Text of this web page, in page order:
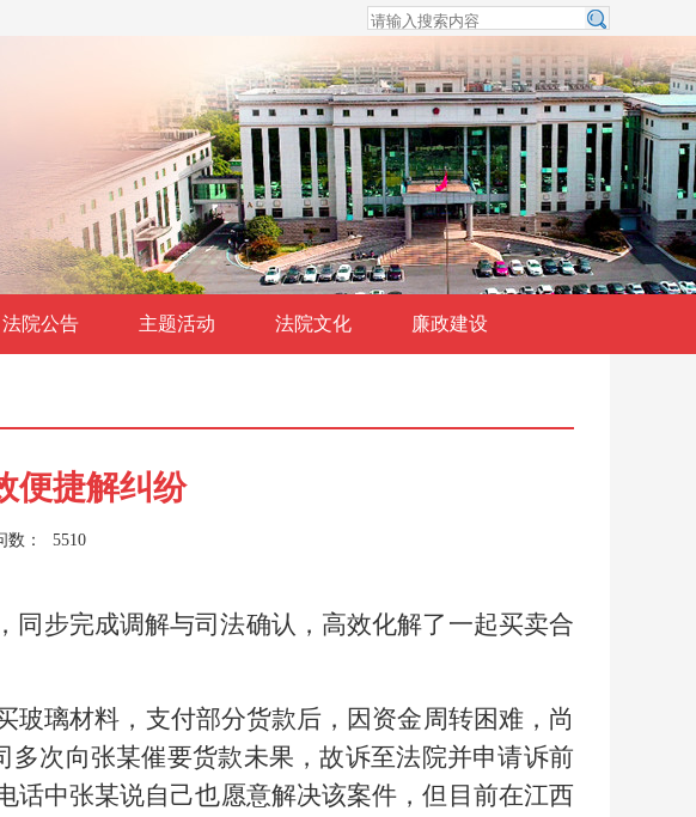
法院公告 主题活动 法院文化 廉政建设
便捷解纠纷
数： 5510
步完成调解与司法确认，高效化解了一起买卖合
玻璃材料，支付部分货款后，因资金周转困难，尚
多次向张某催要货款未果，故诉至法院并申请诉前
话中张某说自己也愿意解决该案件，但目前在江西